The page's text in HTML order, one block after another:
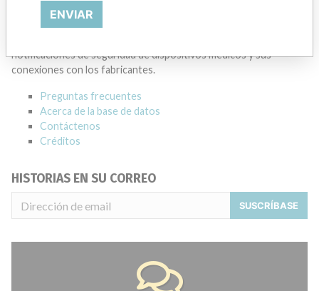
ACERCA DE LA BASE DE DATOS
notificaciones de seguridad de dispositivos médicos y sus
conexiones con los fabricantes.
Preguntas frecuentes
Acerca de la base de datos
Contáctenos
Créditos
HISTORIAS EN SU CORREO
SUSCRÍBASE
ENVIAR